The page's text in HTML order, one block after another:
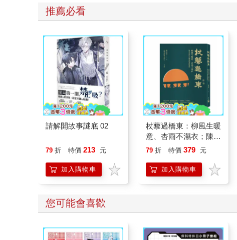
推薦必看
請解開故事謎底 02
79 折 特價 213 元
加入購物車
杖藜過橋東：柳風生暖
意、杏雨不濕衣；陳亮
恭談以心轉境的適齡漫
79 折 特價 379 元
加入購物車
您可能會喜歡